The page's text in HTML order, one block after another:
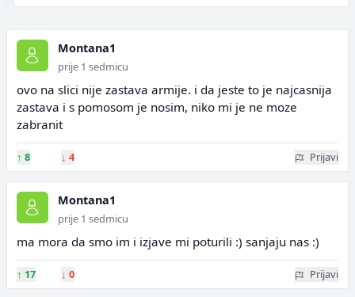
Montana1
prije 1 sedmicu
ovo na slici nije zastava armije. i da jeste to je najcasnija
zastava i s pomosom je nosim, niko mi je ne moze
zabranit
↑ 8 ↓ 4 Prijavi
Montana1
prije 1 sedmicu
ma mora da smo im i izjave mi poturili :) sanjaju nas :)
↑ 17 ↓ 0 Prijavi